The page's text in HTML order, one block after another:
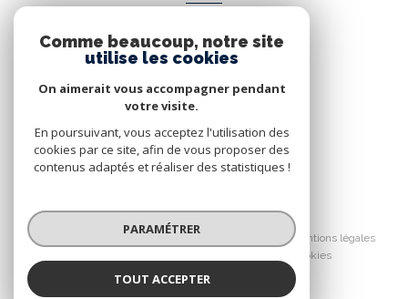
Nous adhérons
© 2026 | Tous droits réservés
Nos partenaires
Nos honoraires
Mentions légales
Cookies
Comme beaucoup, notre site
utilise les cookies
On aimerait vous accompagner pendant
votre visite.
En poursuivant, vous acceptez l'utilisation des
cookies par ce site, afin de vous proposer des
contenus adaptés et réaliser des statistiques !
PARAMÉTRER
TOUT ACCEPTER